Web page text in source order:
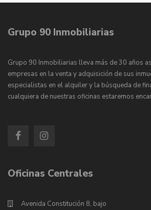
Grupo 90 Inmobiliarias
Grupo 90 Inmobiliarias lleva más de 30 años
empresas en la venta y adquisición de sus
especialistas en el alquiler y la búsqueda de
cualquiera de nuestras oficinas estaremos
Oficinas Centrales
Avenida Constitución 8, bajo